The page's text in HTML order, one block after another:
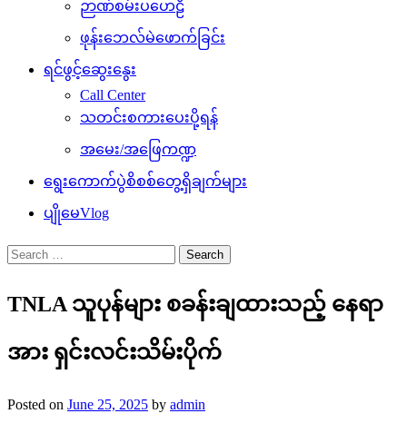
ဉာဏ်စမ်းပဟေဠိ
ဖုန်းဘေလ်မဲဖောက်ခြင်း
ရင်ဖွင့်ဆွေးနွေး
Call Center
သတင်းစကားပေးပို့ရန်
အမေး/အဖြေကဏ္ဍ
ရွေးကောက်ပွဲစိစစ်တွေ့ရှိချက်များ
ပျိုမေVlog
Search
for:
TNLA သူပုန်များ စခန်းချထားသည့် နေရာ
အား ရှင်းလင်းသိမ်းပိုက်
Posted on June 25, 2025 by admin